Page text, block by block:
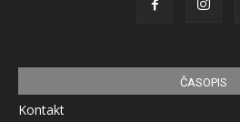
ČASOPIS
Kontakt